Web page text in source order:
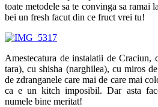
toate metodele sa te convinga sa ramai
bei un fresh facut din ce fruct vrei tu!
Amestecatura de instalatii de Craciun,
tara), cu shisha (narghilea), cu miros
de zdranganele care mai de care mai
ca e un kitch imposibil. Dar asta
numele bine meritat!